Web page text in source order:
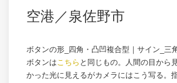
空港／泉佐野市
ボタンの形_四角・凸凹複合型｜サイン_三
ボタンはこちら と同じもの。人間の目から
かった光に見えるがカメラにはこう写る。